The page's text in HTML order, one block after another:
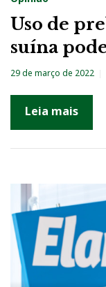
r
ç
o
d
e
0
2
Uso de
suína
29 de março de 2022
Leia mais